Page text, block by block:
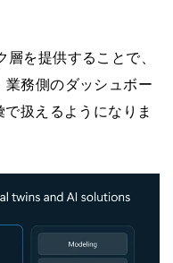
を提供することで、
務側のダッシュボー
扱えるようになりま